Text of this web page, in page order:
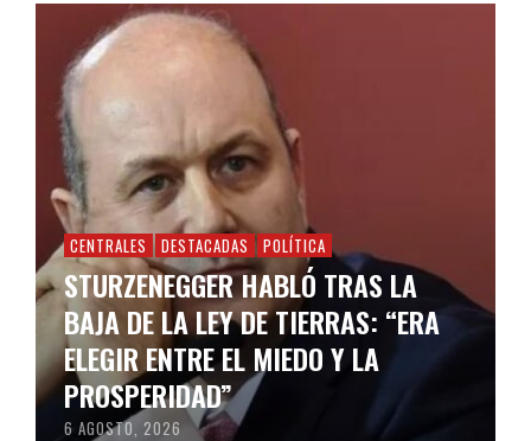
CENTRALES DESTACADAS POLÍTICA
STURZENEGGER HABLÓ TRAS LA
BAJA DE LA LEY DE TIERRAS: “ERA
ELEGIR ENTRE EL MIEDO Y LA
PROSPERIDAD”
6 AGOSTO, 2026